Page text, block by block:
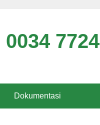
7724
Dokumentasi